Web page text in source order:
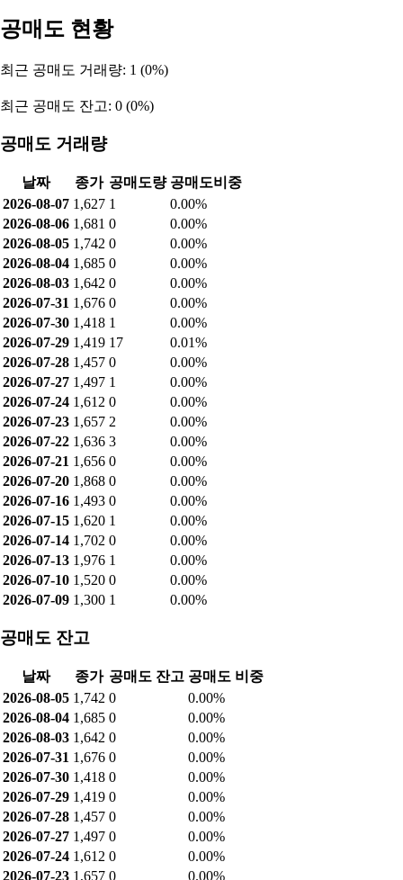
공매도 현황
최근 공매도 거래량: 1 (0%)
최근 공매도 잔고: 0 (0%)
공매도 거래량
날짜 종가 공매도량 공매도비중
2026-08-07 1,627 1
0.00%
2026-08-06 1,681 0
0.00%
2026-08-05 1,742 0
0.00%
2026-08-04 1,685 0
0.00%
2026-08-03 1,642 0
0.00%
2026-07-31 1,676 0
0.00%
2026-07-30 1,418 1
0.00%
2026-07-29 1,419 17
0.01%
2026-07-28 1,457 0
0.00%
2026-07-27 1,497 1
0.00%
2026-07-24 1,612 0
0.00%
2026-07-23 1,657 2
0.00%
2026-07-22 1,636 3
0.00%
2026-07-21 1,656 0
0.00%
2026-07-20 1,868 0
0.00%
2026-07-16 1,493 0
0.00%
2026-07-15 1,620 1
0.00%
2026-07-14 1,702 0
0.00%
2026-07-13 1,976 1
0.00%
2026-07-10 1,520 0
0.00%
2026-07-09 1,300 1 0.00%
공매도 잔고
날짜 종가 공매도 잔고 공매도 비중
2026-08-05 1,742 0
0.00%
2026-08-04 1,685 0
0.00%
2026-08-03 1,642 0
0.00%
2026-07-31 1,676 0
0.00%
2026-07-30 1,418 0
0.00%
2026-07-29 1,419 0
0.00%
2026-07-28 1,457 0
0.00%
2026-07-27 1,497 0
0.00%
2026-07-24 1,612 0
0.00%
2026-07-23 1,657 0
0.00%